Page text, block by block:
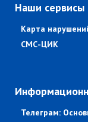
Наши сервисы
Карта
СМС-ЦИК
Телеграм: